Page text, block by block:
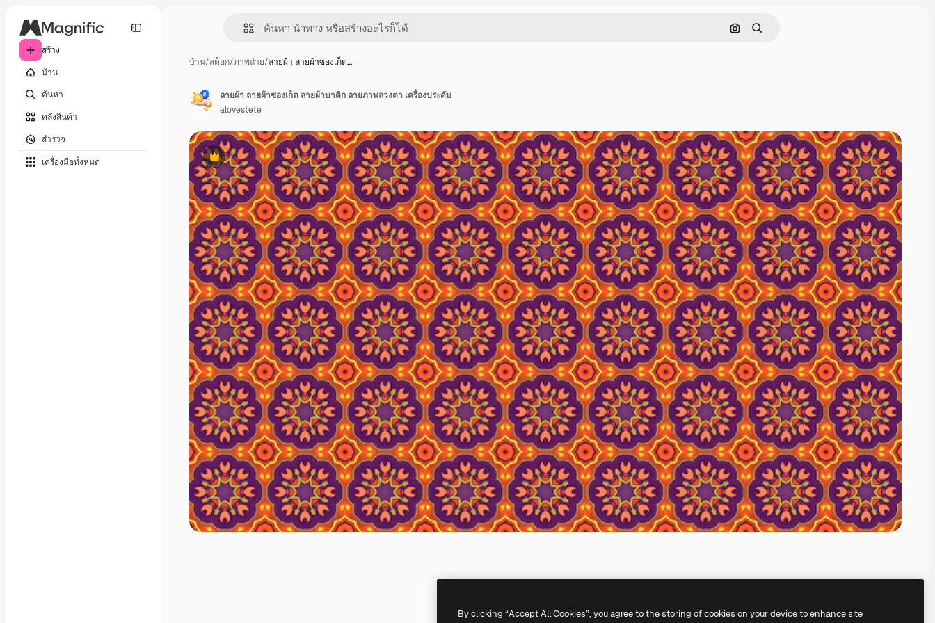
สร้าง
บ้าน
ค้นหา
คลังสินค้า
สำรวจ
เครื่องมือทั้งหมด
ค้นหาตามรูปภาพ
ค้นหา
บ้าน/สต็อก/ภาพถ่าย/ลายผ้า ลายผ้าซองเก็ต…
พรีเมี่ยม
ลายผ้า ลายผ้าซองเก็ต ลายผ้าบาติก ลายภาพลวงตา เครื่องประดับ
alovestete
By clicking “Accept All Cookies”, you agree to the storing of cookies on your device to enhance site